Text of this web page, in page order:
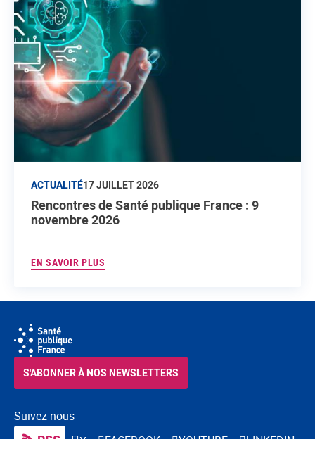
ACTUALITÉ17 JUILLET 2026
Rencontres de Santé publique France : 9
novembre 2026
EN SAVOIR PLUS
Suivez-nous
RSS X FACEBOOK YOUTUBE LINKEDIN
S'ABONNER À NOS NEWSLETTERS